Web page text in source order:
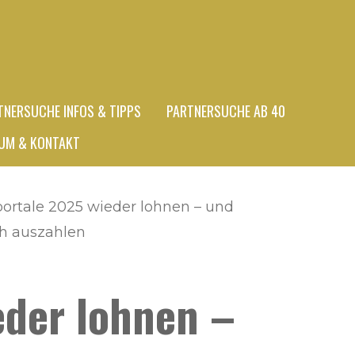
INFOS & TIPPS
PARTNERSUCHE AB 40
& KONTAKT
2025 wieder lohnen – und
auszahlen
lohnen –